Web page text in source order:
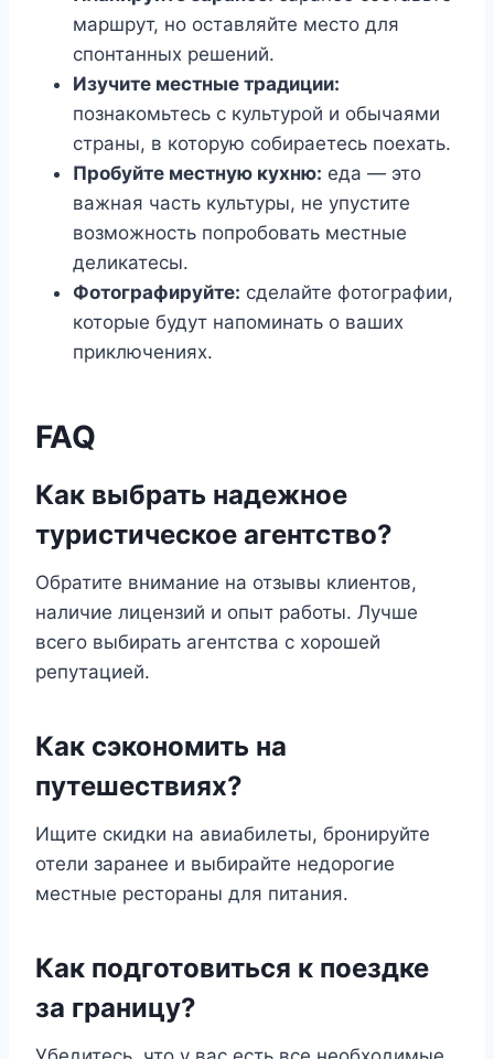
маршрут, но оставляйте место для
спонтанных решений.
Изучите местные традиции:
познакомьтесь с культурой и обычаями
страны, в которую собираетесь поехать.
Пробуйте местную кухню: еда — это
важная часть культуры, не упустите
возможность попробовать местные
деликатесы.
Фотографируйте: сделайте фотографии,
которые будут напоминать о ваших
приключениях.
FAQ
Как выбрать надежное
туристическое агентство?
Обратите внимание на отзывы клиентов,
наличие лицензий и опыт работы. Лучше
всего выбирать агентства с хорошей
репутацией.
Как сэкономить на
путешествиях?
Ищите скидки на авиабилеты, бронируйте
отели заранее и выбирайте недорогие
местные рестораны для питания.
Как подготовиться к поездке
за границу?